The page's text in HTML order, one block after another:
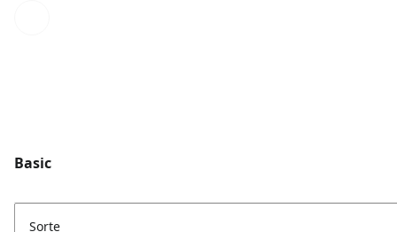
Basic
Sorte